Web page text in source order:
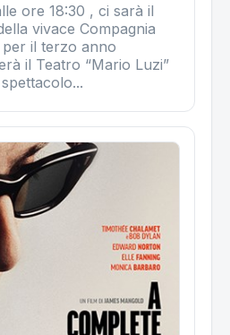
ore 18:30 , ci sarà il
vivace Compagnia
il terzo anno
il Teatro “Mario Luzi”